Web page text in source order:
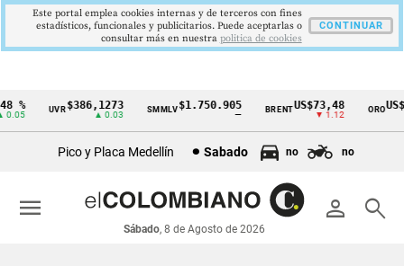
Cintillo
económicos
Colombia
% UVR$386,1273
▲ 0.03
SMMLV$1.750.905 BRENTUS$73,48
▼ 1.12
ORO
Pico y Placa Medellín Sabado no no
person search
Sábado, 8 de Agosto de 2026
menu
Este portal emplea cookies internas y de terceros con fines
estadísticos, funcionales y publicitarios. Puede aceptarlas o
consultar más en nuestra politica de cookies
CONTINUAR